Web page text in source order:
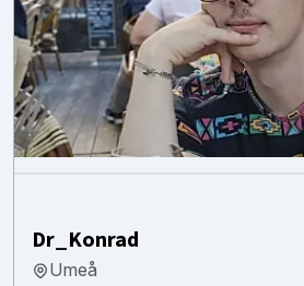
Dr_Konrad
Umeå